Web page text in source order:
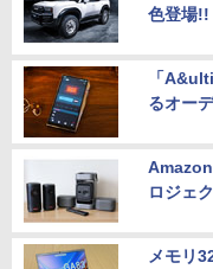
色登場!!
「
るオー
ロジェ
メモリ